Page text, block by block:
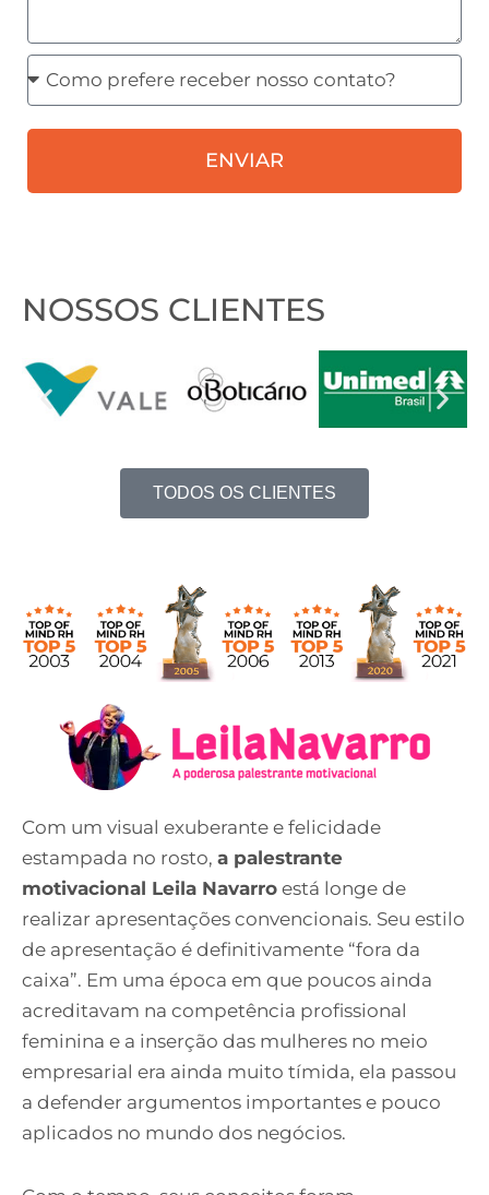
Como
prefere
receber
contato?
ENVIAR
NOSSOS CLIENTES
TODOS OS CLIENTES
Com um visual exuberante e felicidade
estampada no rosto, a palestrante
motivacional Leila Navarro está longe de
realizar apresentações convencionais. Seu estilo
de apresentação é definitivamente “fora da
caixa”. Em uma época em que poucos ainda
acreditavam na competência profissional
feminina e a inserção das mulheres no meio
empresarial era ainda muito tímida, ela passou
a defender argumentos importantes e pouco
aplicados no mundo dos negócios.